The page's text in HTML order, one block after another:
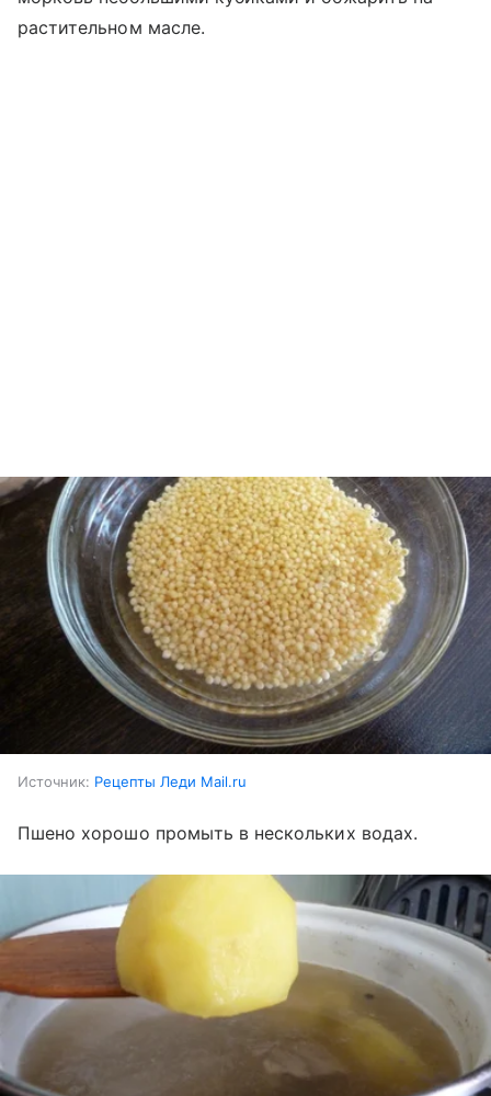
растительном масле.
Источник: Рецепты Леди Mail.ru
Пшено хорошо промыть в нескольких водах.